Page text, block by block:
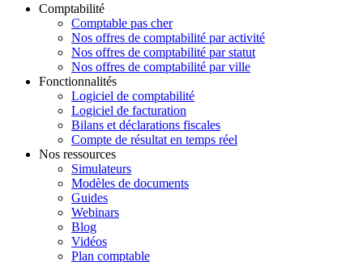
Comptabilité
Comptable pas cher
Nos offres de comptabilité par activité
Nos offres de comptabilité par statut
Nos offres de comptabilité par ville
Fonctionnalités
Logiciel de comptabilité
Logiciel de facturation
Bilans et déclarations fiscales
Compte de résultat en temps réel
Nos ressources
Simulateurs
Modèles de documents
Guides
Webinars
Blog
Vidéos
Plan comptable